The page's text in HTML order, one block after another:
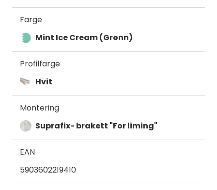
Farge
Mint Ice Cream (Grønn)
Profilfarge
Hvit
Montering
Suprafix- brakett "For liming"
EAN
5903602219410